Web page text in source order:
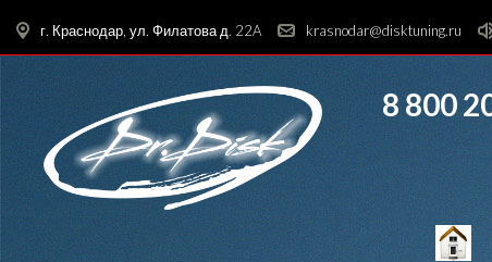
г. Краснодар, ул. Филатова д. 22A krasnodar@disktuning.ru
8 800